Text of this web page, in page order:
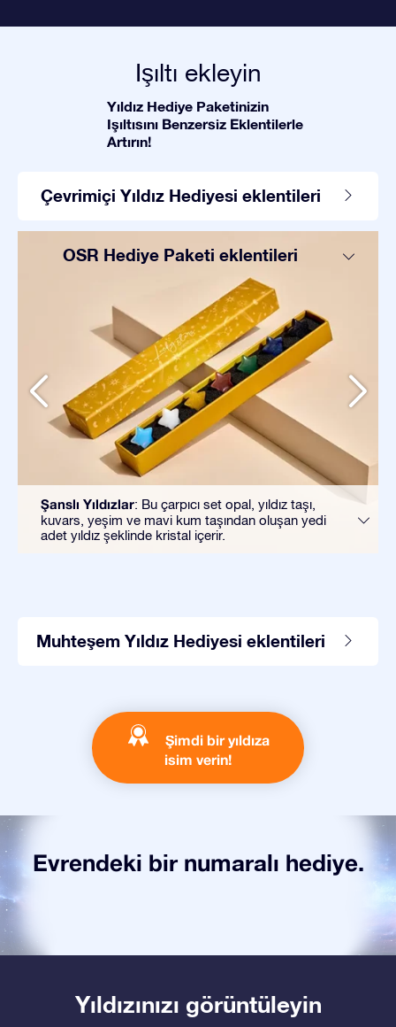
Işıltı ekleyin
Yıldız Hediye Paketinizin
Işıltısını Benzersiz Eklentilerle
Artırın!
Çevrimiçi Yıldız Hediyesi eklentileri
OSR Hediye Paketi eklentileri
Şanslı Yıldızlar: Bu çarpıcı set opal, yıldız taşı,
kuvars, yeşim ve mavi kum taşından oluşan yedi
adet yıldız şeklinde kristal içerir.
Muhteşem Yıldız Hediyesi eklentileri
Şimdi bir yıldıza
isim verin!
Evrendeki bir numaralı hediye.
Yıldızınızı görüntüleyin